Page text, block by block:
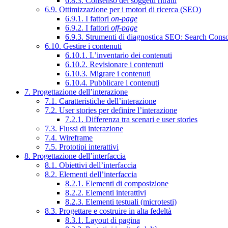
6.9. Ottimizzazione per i motori di ricerca (SEO)
6.9.1. I fattori on-page
6.9.2. I fattori off-page
6.9.3. Strumenti di diagnostica SEO: Search
6.10. Gestire i contenuti
6.10.1. L’inventario dei contenuti
6.10.2. Revisionare i contenuti
6.10.3. Migrare i contenuti
6.10.4. Pubblicare i contenuti
7. Progettazione dell’interazione
7.1. Caratteristiche dell’interazione
7.2. User stories per definire l’interazione
7.2.1. Differenza tra scenari e user stories
7.3. Flussi di interazione
7.4. Wireframe
7.5. Prototipi interattivi
8. Progettazione dell’interfaccia
8.1. Obiettivi dell’interfaccia
8.2. Elementi dell’interfaccia
8.2.1. Elementi di composizione
8.2.2. Elementi interattivi
8.2.3. Elementi testuali (microtesti)
8.3. Progettare e costruire in alta fedeltà
8.3.1. Layout di pagina